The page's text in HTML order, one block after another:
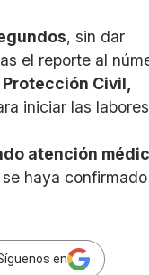
, sin dar
el reporte al
Civil,
iniciar las
atención
haya
en